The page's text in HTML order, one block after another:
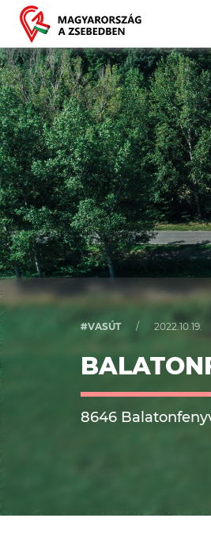
#VASÚT / 2022.10.19.
8646